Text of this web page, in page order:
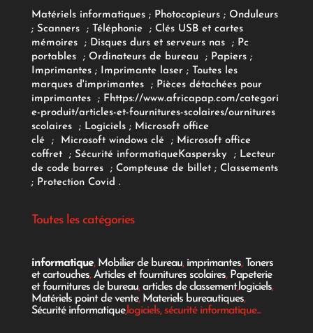
Matériels informatiques; Photocopieurs; Onduleurs
; Scanners ; Téléphonie ; Clés USB et cartes
mémoires
; Disques durs et serveurs nas ; Pc
portables
; Ordinateurs de bureau ; Papiers;
Imprimantes;Imprimante laser; Toutes les
marques d'imprimantes
; Pièces détachées pour
imprimantes
; Fhttps://www.africapap.com/categori
e-produit/articles-et-fournitures-scolaires/ournitures
scolaires; Logiciels ; Microsoft office
clé
; Microsoft windows clé; Microsoft office
coffret ; Sécurité informatiqueKaspersky ; Lecteur
de code barres
; Compteuse de billet; Classements
; Protection Covid .
Toutes les catégories
informatique, Mobilier de bureau, imprimantes, Toners
et cartouches,Articles et fournitures scolaires, Papeterie
et fournitures de bureau,articles de classement,logiciels,
Matériels point de vente, Materiels bureautiques,
Sécurité informatique,logiciels, sécurité informatique...